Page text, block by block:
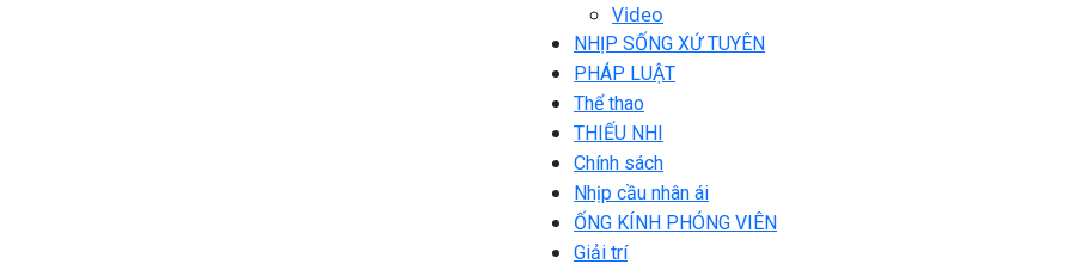
Video
NHỊP SỐNG XỨ TUYÊN
PHÁP LUẬT
Thể thao
THIẾU NHI
Chính sách
Nhịp cầu nhân ái
ỐNG KÍNH PHÓNG VIÊN
Giải trí